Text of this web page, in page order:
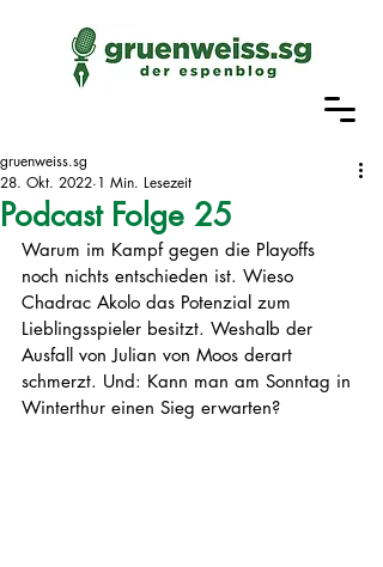
Podcast Folge 25
gruenweiss.sg
28. Okt. 2022 1 Min. Lesezeit
Warum im Kampf gegen die Playoffs
noch nichts entschieden ist. Wieso
Chadrac Akolo das Potenzial zum
Lieblingsspieler besitzt. Weshalb der
Ausfall von Julian von Moos derart
schmerzt. Und: Kann man am Sonntag in
Winterthur einen Sieg erwarten?